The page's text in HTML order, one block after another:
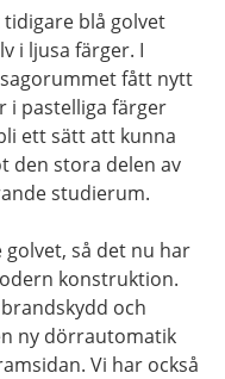
blå golvet
i ljusa färger. I
fått nytt
i pastelliga färger
ett sätt att kunna
den stora delen av
studierum.
så det nu har
konstruktion.
och
ny dörrautomatik
Vi har också